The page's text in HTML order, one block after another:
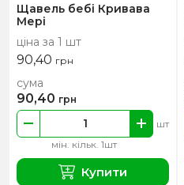
Щавель бебі Кривава
Мері
ціна за 1 шт
90,40 грн
мін. кільк. 1шт
шт
сума
90,40 грн
Купити